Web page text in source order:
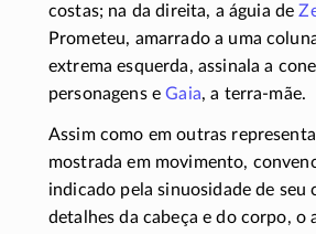
costas; na da direita, a águia de
Prometeu, amarrado a uma
extrema esquerda, assinala a
personagens eGaia, a terra-mãe.
Assim como em outras
mostrada em movimento,
indicado pela sinuosidade de seu
detalhes da cabeça e do corpo, o